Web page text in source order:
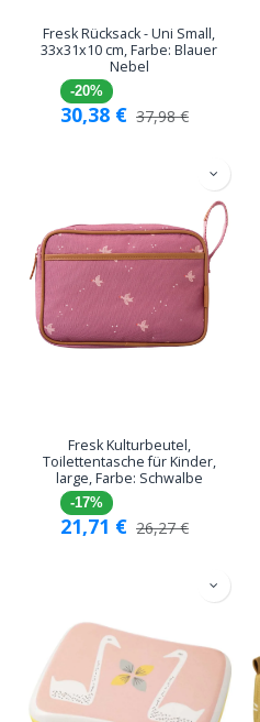
Fresk Rücksack - Uni Small,
33x31x10 cm, Farbe: Blauer
Nebel
-20%
30,38 € 37,98€
Fresk Kulturbeutel,
Toilettentasche für Kinder,
large, Farbe: Schwalbe
-17%
21,71 € 26,27€